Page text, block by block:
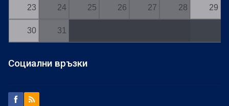
23 24 25 26 27 28 29
30 31
Социални връзки